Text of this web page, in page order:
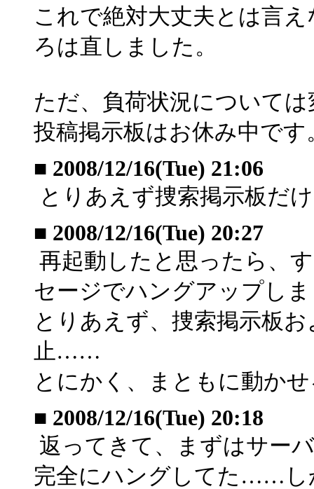
これで絶対大丈夫とは言
ろは直しました。
ただ、負荷状況について
投稿掲示板はお休み中です
■ 2008/12/16(Tue) 21:06
とりあえず捜索掲示板だ
■ 2008/12/16(Tue) 20:27
再起動したと思ったら、
セージでハングアップし
とりあえず、捜索掲示板
止……
とにかく、まともに動か
■ 2008/12/16(Tue) 20:18
返ってきて、まずはサー
完全にハングしてた……し